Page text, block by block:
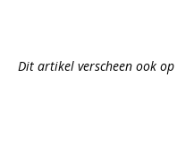
Dit artikel verscheen ook op